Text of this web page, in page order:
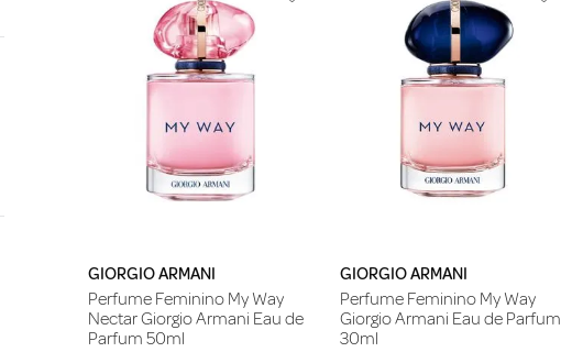
GIORGIO ARMANI
Perfume Feminino My Way
Nectar Giorgio Armani Eau de
Parfum 50ml
GIORGIO ARMANI
Perfume Feminino My Way
Giorgio Armani Eau de Parfum
30ml